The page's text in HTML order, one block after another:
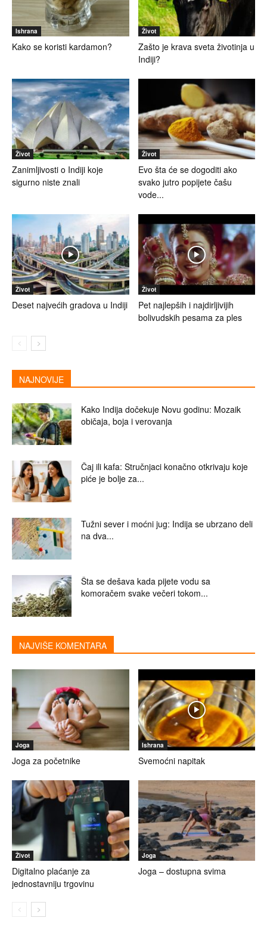
Ishrana
Kako se koristi kardamon?
Život
Zašto je krava sveta životinja u
Indiji?
Život
Zanimljivosti o Indiji koje
sigurno niste znali
Život
Evo šta će se dogoditi ako
svako jutro popijete čašu
vode...
Život
Deset najvećih gradova u Indiji
Život
Pet najlepših i najdirljivijih
bolivudskih pesama za ples
NAJNOVIJE
Kako Indija dočekuje Novu godinu: Mozaik
običaja, boja i verovanja
Čaj ili kafa: Stručnjaci konačno otkrivaju koje
piće je bolje za...
Tužni sever i moćni jug: Indija se ubrzano deli
na dva...
Šta se dešava kada pijete vodu sa
komoračem svake večeri tokom...
NAJVIŠE KOMENTARA
Joga
Joga za početnike
Ishrana
Svemoćni napitak
Život
Digitalno plaćanje za
jednostavniju trgovinu
Joga
Joga – dostupna svima